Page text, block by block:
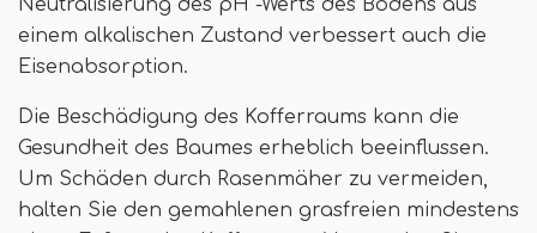
Neutralisierung des pH -Werts des Bodens aus
einem alkalischen Zustand verbessert auch die
Eisenabsorption.
Die Beschädigung des Kofferraums kann die
Gesundheit des Baumes erheblich beeinflussen.
Um Schäden durch Rasenmäher zu vermeiden,
halten Sie den gemahlenen grasfreien mindestens